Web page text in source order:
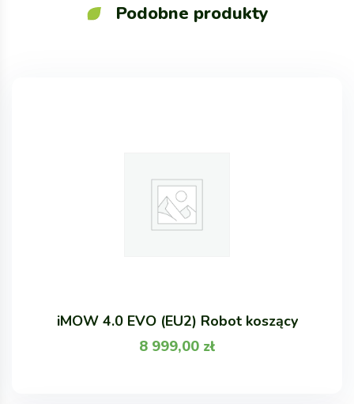
Podobne produkty
iMOW 4.0 EVO (EU2) Robot koszący
8 999,00 zł